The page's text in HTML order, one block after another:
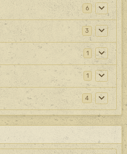
6
3
1
1
4